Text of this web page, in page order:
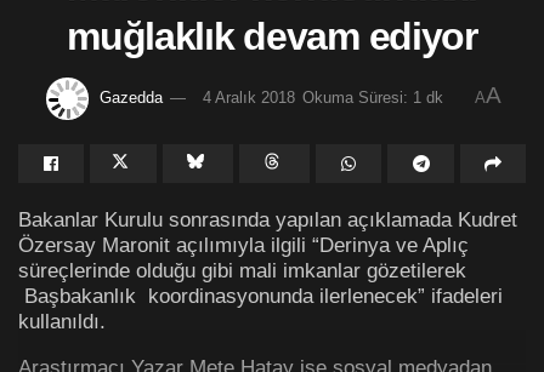
muğlaklık devam ediyor
Gazedda 4 Aralık 2018 Okuma Süresi: 1 dk AA
Bakanlar Kurulu sonrasında yapılan açıklamada Kudret
Özersay Maronit açılımıyla ilgili “Derinya ve Aplıç
süreçlerinde olduğu gibi mali imkanlar gözetilerek
Başbakanlık koordinasyonunda ilerlenecek” ifadeleri
kullanıldı.